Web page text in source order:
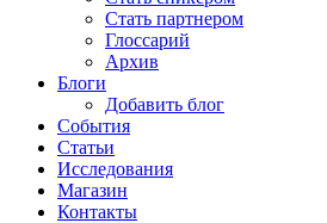
Стать партнером
Глоссарий
Архив
Блоги
Добавить блог
События
Статьи
Исследования
Магазин
Контакты